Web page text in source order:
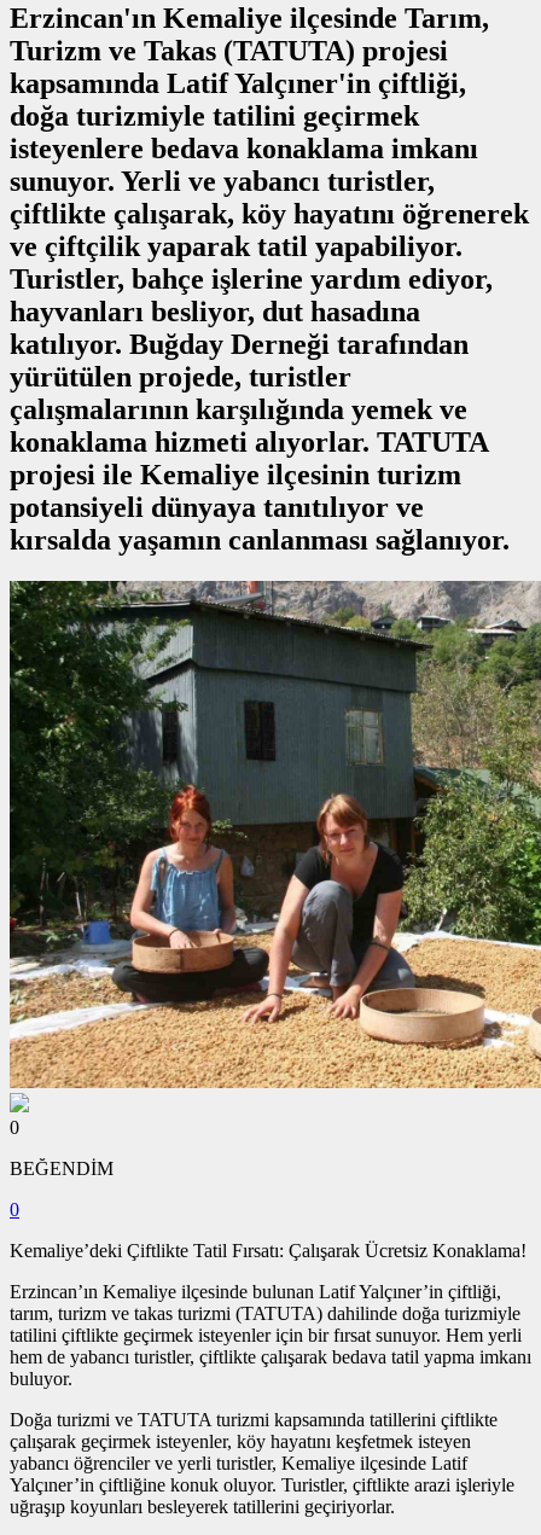
Erzincan'ın Kemaliye ilçesinde Tarım,
Turizm ve Takas (TATUTA) projesi
kapsamında Latif Yalçıner'in çiftliği,
doğa turizmiyle tatilini geçirmek
isteyenlere bedava konaklama imkanı
sunuyor. Yerli ve yabancı turistler,
çiftlikte çalışarak, köy hayatını öğrenerek
ve çiftçilik yaparak tatil yapabiliyor.
Turistler, bahçe işlerine yardım ediyor,
hayvanları besliyor, dut hasadına
katılıyor. Buğday Derneği tarafından
yürütülen projede, turistler
çalışmalarının karşılığında yemek ve
konaklama hizmeti alıyorlar. TATUTA
projesi ile Kemaliye ilçesinin turizm
potansiyeli dünyaya tanıtılıyor ve
kırsalda yaşamın canlanması sağlanıyor.
0
BEĞENDİM
0
Kemaliye’deki Çiftlikte Tatil Fırsatı: Çalışarak Ücretsiz Konaklama!
Erzincan’ın Kemaliye ilçesinde bulunan Latif Yalçıner’in çiftliği,
tarım, turizm ve takas turizmi (TATUTA) dahilinde doğa turizmiyle
tatilini çiftlikte geçirmek isteyenler için bir fırsat sunuyor. Hem yerli
hem de yabancı turistler, çiftlikte çalışarak bedava tatil yapma imkanı
buluyor.
Doğa turizmi ve TATUTA turizmi kapsamında tatillerini çiftlikte
çalışarak geçirmek isteyenler, köy hayatını keşfetmek isteyen
yabancı öğrenciler ve yerli turistler, Kemaliye ilçesinde Latif
Yalçıner’in çiftliğine konuk oluyor. Turistler, çiftlikte arazi işleriyle
uğraşıp koyunları besleyerek tatillerini geçiriyorlar.